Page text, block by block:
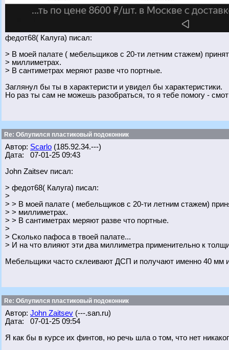
федот68( Калуга) писал:
> В моей палате ( мебельщиков с 20-ти летним стажем)
> миллиметрах.
> В сантиметрах меряют разве что портные.
Заглянул бы ты в характеристи и увидел бы характеристики.
Но раз ты сам не можешь разобраться, то я тебе помогу -
Re: Облупился пластиковый подоконник
Автор: Scarlo (185.92.34.---)
Дата: 07-01-25 09:43
John Zaitsev писал:
> федот68( Калуга) писал:
>
> > В моей палате ( мебельщиков с 20-ти летним стажем)
> > миллиметрах.
> > В сантиметрах меряют разве что портные.
>
> Сколько пафоса в твоей палате...
> И на что влияют эти два миллиметра применительно к
Мебельщики часто склеивают ДСП и получают именно 40 мм
Re: Облупился пластиковый подоконник
Автор: John Zaitsev (---.san.ru)
Дата: 07-01-25 09:54
Я как бы в курсе их финтов, но речь шла о том, что нет